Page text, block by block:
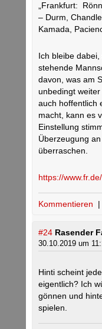
„Frankfurt:
– Durm,
Kamada,
Ich bleibe
stehende
davon, was am
unbedingt
auch hoffentlich
macht, kann es
Einstellung
Überzeugung
überraschen.
https://
Kommentieren |
#24 Rasender
30.10.2019 um
Hinti scheint
eigentlich? Ich
gönnen und
spielen.